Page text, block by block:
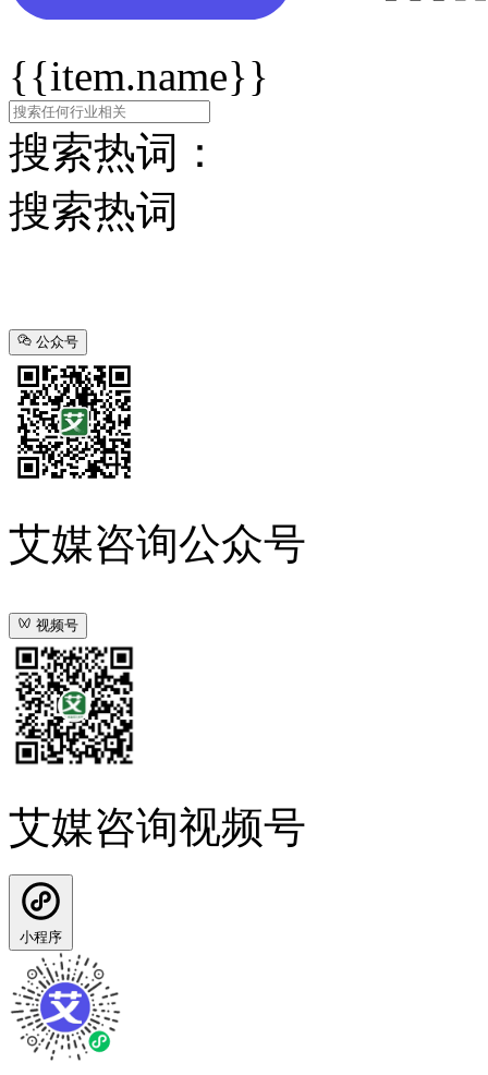
{{item.name}}
搜索热词：
搜索热词
公众号
艾媒咨询公众号
视频号
艾媒咨询视频号
小程序